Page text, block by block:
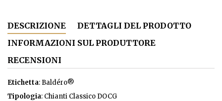
DESCRIZIONE
DETTAGLI DEL PRODOTTO
INFORMAZIONI SUL PRODUTTORE
RECENSIONI
Etichetta: Baldéro®
Tipologia: Chianti Classico DOCG